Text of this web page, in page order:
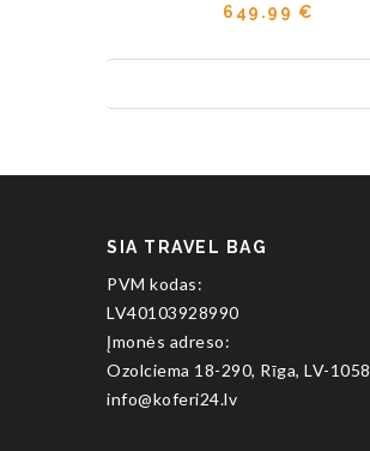
649.99 €
SIA TRAVEL BAG
PVM kodas:
LV40103928990
Įmonės adreso:
Ozolciema 18-290, Rīga, LV-1058
info@koferi24.lv